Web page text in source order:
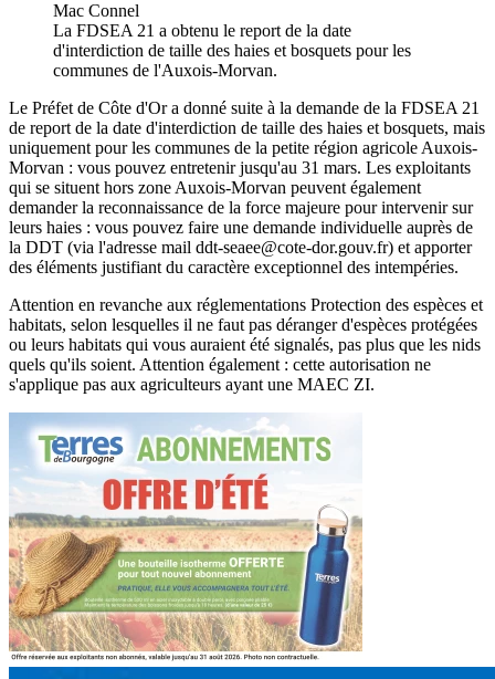
Mac Connel
La FDSEA 21 a obtenu le report de la date
d'interdiction de taille des haies et bosquets pour les
communes de l'Auxois-Morvan.
Le Préfet de Côte d'Or a donné suite à la demande de la FDSEA 21
de report de la date d'interdiction de taille des haies et bosquets, mais
uniquement pour les communes de la petite région agricole Auxois-
Morvan : vous pouvez entretenir jusqu'au 31 mars. Les exploitants
qui se situent hors zone Auxois-Morvan peuvent également
demander la reconnaissance de la force majeure pour intervenir sur
leurs haies : vous pouvez faire une demande individuelle auprès de
la DDT (via l'adresse mail ddt-seaee@cote-dor.gouv.fr) et apporter
des éléments justifiant du caractère exceptionnel des intempéries.
Attention en revanche aux réglementations Protection des espèces et
habitats, selon lesquelles il ne faut pas déranger d'espèces protégées
ou leurs habitats qui vous auraient été signalés, pas plus que les nids
quels qu'ils soient. Attention également : cette autorisation ne
s'applique pas aux agriculteurs ayant une MAEC ZI.